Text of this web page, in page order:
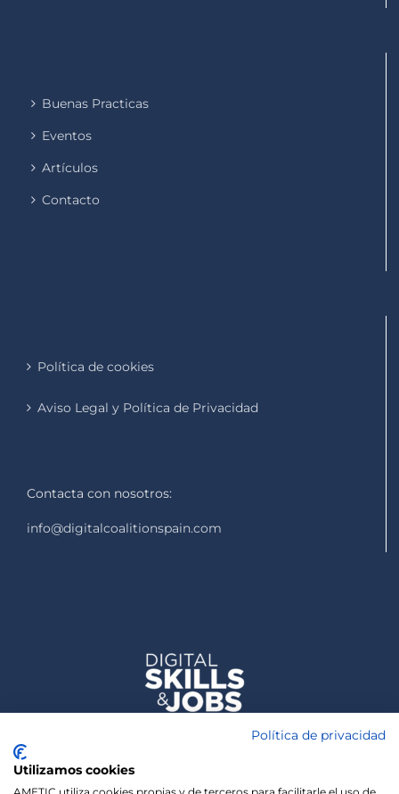
Buenas Practicas
Eventos
Artículos
Contacto
Política de cookies
Aviso Legal y Política de Privacidad
Contacta con nosotros:
info@digitalcoalitionspain.com
Política de privacidad
Utilizamos cookies